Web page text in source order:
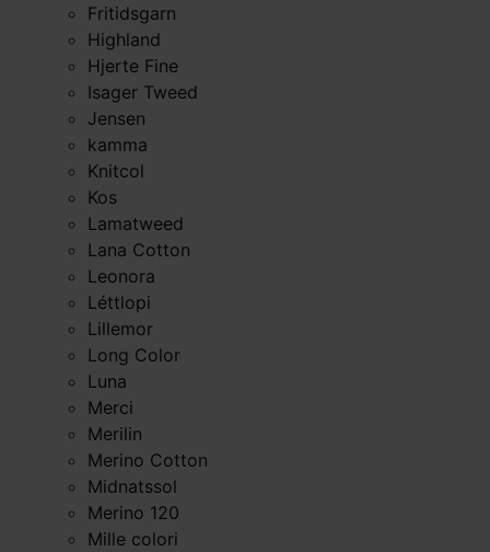
Fritidsgarn
Highland
Hjerte Fine
Isager Tweed
Jensen
kamma
Knitcol
Kos
Lamatweed
Lana Cotton
Leonora
Léttlopi
Lillemor
Long Color
Luna
Merci
Merilin
Merino Cotton
Midnatssol
Merino 120
Mille colori